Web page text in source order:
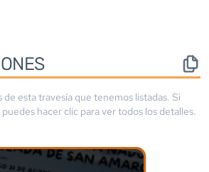
de esta travesía que tenemos listadas. Si
puedes hacer clic para ver todos los detalles.